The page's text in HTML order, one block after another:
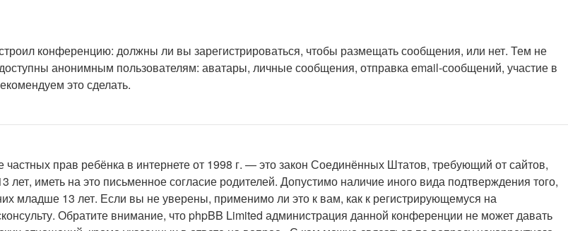
конференцию: должны ли вы зарегистрироваться, чтобы размещать сообщения, или нет. Тем не
анонимным пользователям: аватары, личные сообщения, отправка email-сообщений, участие в
это сделать.
прав ребёнка в интернете от 1998 г. — это закон Соединённых Штатов, требующий от сайтов,
иметь на это письменное согласие родителей. Допустимо наличие иного вида подтверждения того,
младше 13 лет. Если вы не уверены, применимо ли это к вам, как к регистрирующемуся на
Обратите внимание, что phpBB Limited администрация данной конференции не может давать